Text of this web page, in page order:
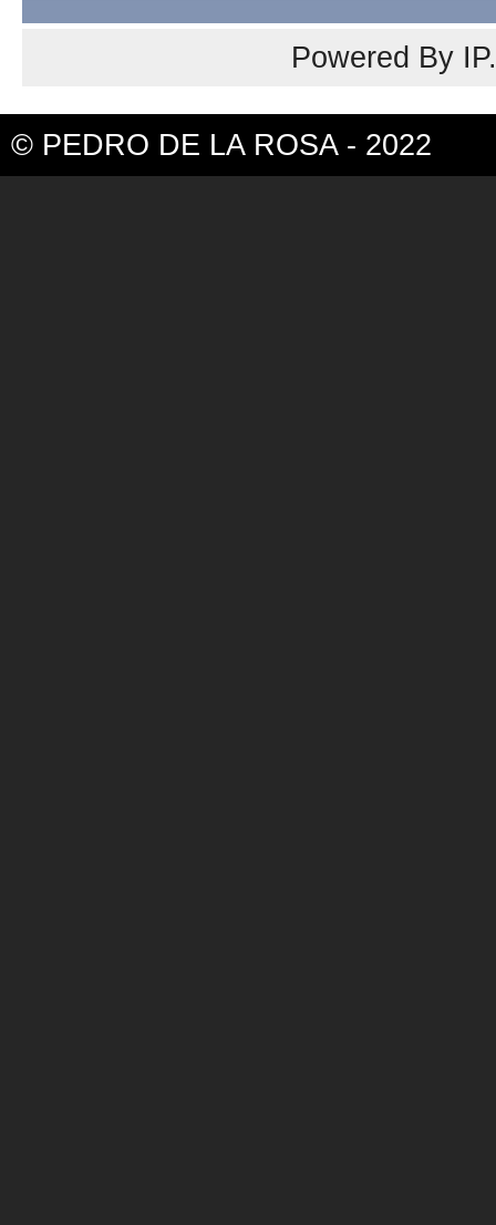
Powered By
© PEDRO DE LA ROSA - 2022